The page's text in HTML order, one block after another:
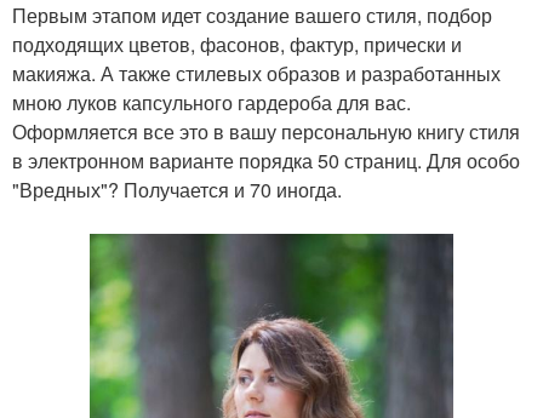
Первым этапом идет создание вашего стиля, подбор
подходящих цветов, фасонов, фактур, прически и
макияжа. А также стилевых образов и разработанных
мною луков капсульного гардероба для вас.
Оформляется все это в вашу персональную книгу стиля
в электронном варианте порядка 50 страниц. Для особо
"Вредных"? Получается и 70 иногда.